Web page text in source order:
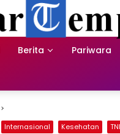
Berita Pariwara
Internasional Kesehatan